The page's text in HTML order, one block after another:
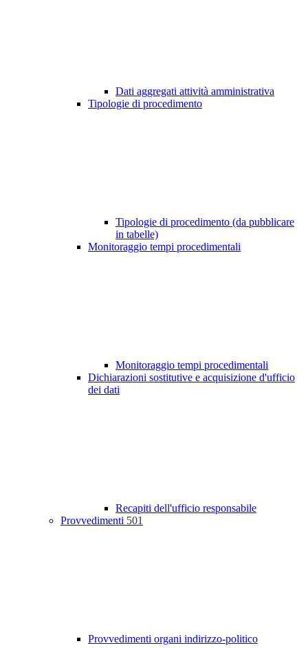
Dati aggregati attività amministrativa
Tipologie di procedimento
Tipologie di procedimento (da pubblicare
in tabelle)
Monitoraggio tempi procedimentali
Monitoraggio tempi procedimentali
Dichiarazioni sostitutive e acquisizione d'ufficio
dei dati
Recapiti dell'ufficio responsabile
Provvedimenti 501
Provvedimenti organi indirizzo-politico